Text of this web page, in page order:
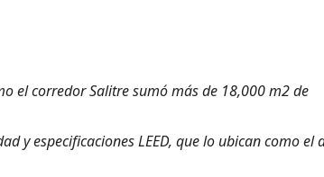
el corredor Salitre sumó más de 18,000 m2 de
y especificaciones LEED, que lo ubican como el